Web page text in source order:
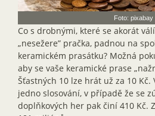
Foto: pixabay
Co s drobnými, které se akorát
„nesežere” pračka, padnou na
keramickém prasátku? Možná
aby se vaše keramické prase
Šťastných 10 lze hrát už za 10
jedno slosování, v případě že se
doplňkových her pak činí 410 Kč.